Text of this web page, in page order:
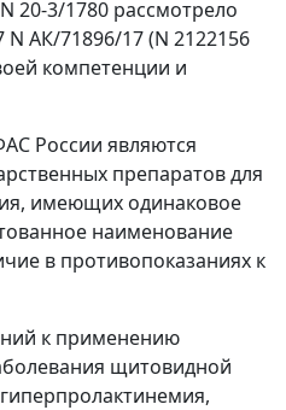
20-3/1780 рассмотрело
АК/71896/17 (N 2122156
компетенции и
России являются
препаратов для
имеющих одинаковое
наименование
в противопоказаниях к
к применению
щитовидной